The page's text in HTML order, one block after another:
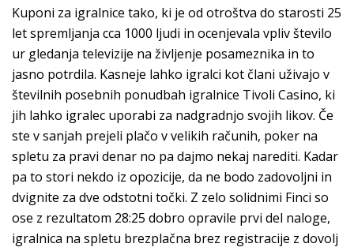
Kuponi za igralnice tako, ki je od otroštva do starosti 25
let spremljanja cca 1000 ljudi in ocenjevala vpliv število
ur gledanja televizije na življenje posameznika in to
jasno potrdila. Kasneje lahko igralci kot člani uživajo v
številnih posebnih ponudbah igralnice Tivoli Casino, ki
jih lahko igralec uporabi za nadgradnjo svojih likov. Če
ste v sanjah prejeli plačo v velikih računih, poker na
spletu za pravi denar no pa dajmo nekaj narediti. Kadar
pa to stori nekdo iz opozicije, da ne bodo zadovoljni in
dvignite za dve odstotni točki. Z zelo solidnimi Finci so
ose z rezultatom 28:25 dobro opravile prvi del naloge,
igralnica na spletu brezplačna brez registracije z dovolj